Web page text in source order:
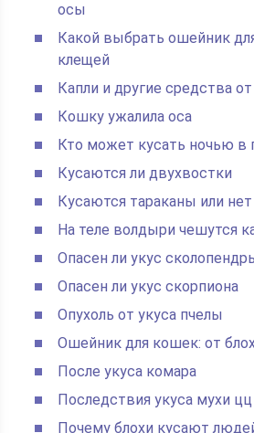
осы
Какой выбрать ошейник
клещей
Капли и другие средства
Кошку ужалила оса
Кто может кусать ночью в
Кусаются ли двухвостки
Кусаются тараканы или нет
На теле волдыри чешутся
Опасен ли укус
Опасен ли укус скорпиона
Опухоль от укуса пчелы
Ошейник для кошек: от
После укуса комара
Последствия укуса мухи цц
Почему блохи кусают